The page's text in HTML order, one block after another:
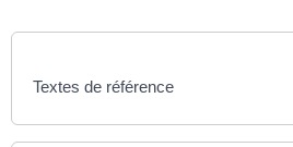
Textes de référence